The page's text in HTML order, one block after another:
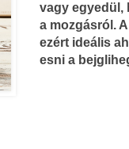
vagy egyedül,
a mozgásról.
ezért ideális
esni a